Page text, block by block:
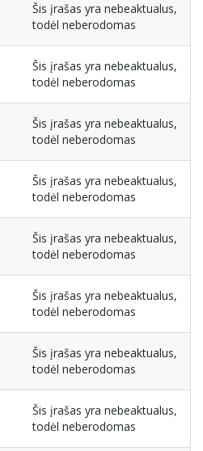
Šis įrašas yra nebeaktualus,
todėl neberodomas
Šis įrašas yra nebeaktualus,
todėl neberodomas
Šis įrašas yra nebeaktualus,
todėl neberodomas
Šis įrašas yra nebeaktualus,
todėl neberodomas
Šis įrašas yra nebeaktualus,
todėl neberodomas
Šis įrašas yra nebeaktualus,
todėl neberodomas
Šis įrašas yra nebeaktualus,
todėl neberodomas
Šis įrašas yra nebeaktualus,
todėl neberodomas